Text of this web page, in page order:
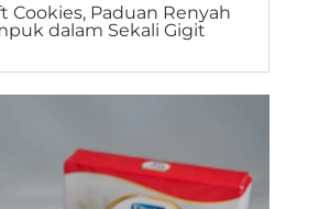
Cookies, Paduan Renyah
dalam Sekali Gigit